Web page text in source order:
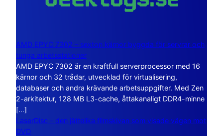
AMD EPYC 7302 – sexton kärnor byggda för servrar och
tunga arbetsstationer
AMD EPYC 7302 är en kraftfull serverprocessor med 16
kärnor och 32 trådar, utvecklad för virtualisering,
databaser och andra krävande arbetsuppgifter. Med Zen
2-arkitektur, 128 MB L3-cache, åttakanaligt DDR4-minne
[…]
LaserDisc – den jättelika filmskivan som visade vägen mot
DVD